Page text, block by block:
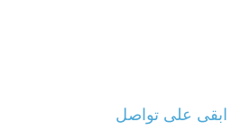
ابقى على تواصل